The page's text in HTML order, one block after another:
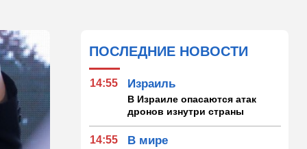
ПОСЛЕДНИЕ НОВОСТИ
14:55 Израиль
В Израиле опасаются атак
дронов изнутри страны
14:55 В мире